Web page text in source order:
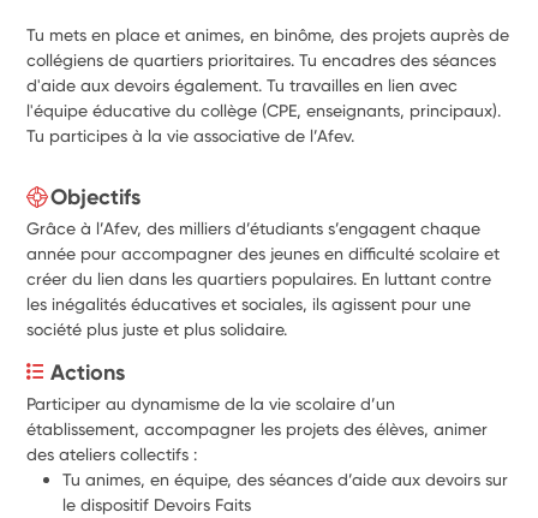
Tu mets en place et animes, en binôme, des projets auprès de
collégiens de quartiers prioritaires. Tu encadres des séances
d'aide aux devoirs également. Tu travailles en lien avec
l'équipe éducative du collège (CPE, enseignants, principaux).
Tu participes à la vie associative de l’Afev.
Objectifs
Grâce à l’Afev, des milliers d’étudiants s’engagent chaque
année pour accompagner des jeunes en difficulté scolaire et
créer du lien dans les quartiers populaires. En luttant contre
les inégalités éducatives et sociales, ils agissent pour une
société plus juste et plus solidaire.
Actions
Participer au dynamisme de la vie scolaire d’un
établissement, accompagner les projets des élèves, animer
des ateliers collectifs :
Tu animes, en équipe, des séances d’aide aux devoirs sur
le dispositif Devoirs Faits